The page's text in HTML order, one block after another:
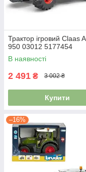
Трактор ігровий Claas
950 03012 5177454
В наявності
2 491 ₴ 3 002 ₴
Купити
–16%